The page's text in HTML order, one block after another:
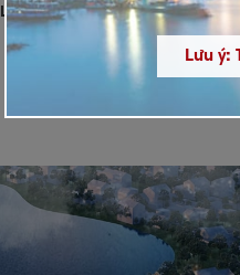
Linh Đàm ngày 14/10/2024
Lưu